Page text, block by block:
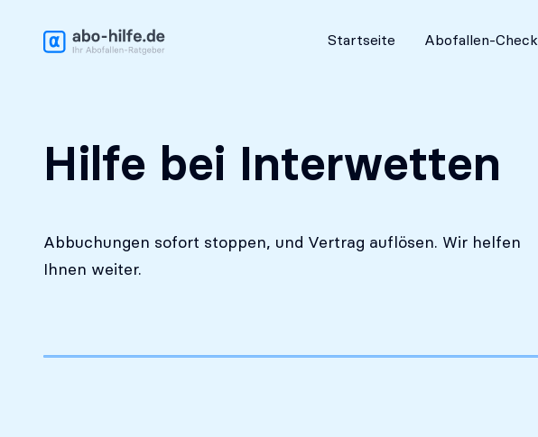
Startseite Abofallen-Check
Hilfe bei Interwetten
Abbuchungen sofort stoppen, und Vertrag auflösen. Wir helfen
Ihnen weiter.